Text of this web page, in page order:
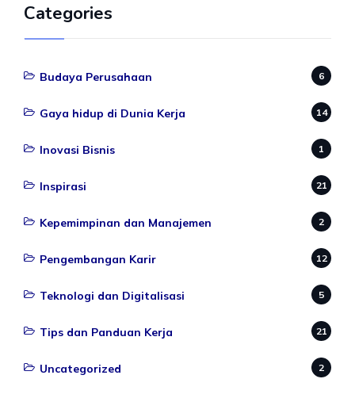
Categories
Budaya Perusahaan 6
Gaya hidup di Dunia Kerja 14
Inovasi Bisnis 1
Inspirasi 21
Kepemimpinan dan Manajemen 2
Pengembangan Karir 12
Teknologi dan Digitalisasi 5
Tips dan Panduan Kerja 21
Uncategorized 2